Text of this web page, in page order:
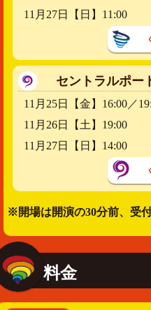
11月27日【日】11:00
セントラルポー
11月25日【金】16:00／
11月26日【土】19:00
11月27日【日】14:00
※開場は開演の30分前、受
料金